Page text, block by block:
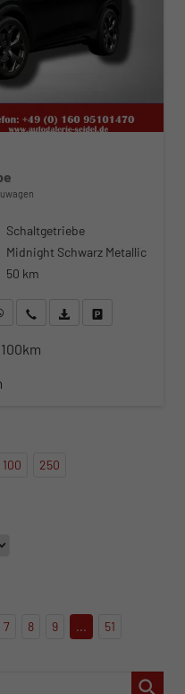
Schaltgetriebe
Midnight Schwarz Metallic
50 km
WhatsApp anfragen
Wir rufen Sie anFahrzeugexposé (PDF)
100 250
7 8 9 ... 51